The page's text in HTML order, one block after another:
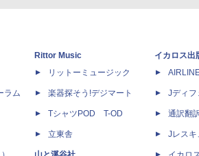
ラム
Rittor Music
リットーミュージック
楽器探そう!デジマート
TシャツPOD T-OD
立東舎
イカロス出
Jディフ
通訳翻
Jレス